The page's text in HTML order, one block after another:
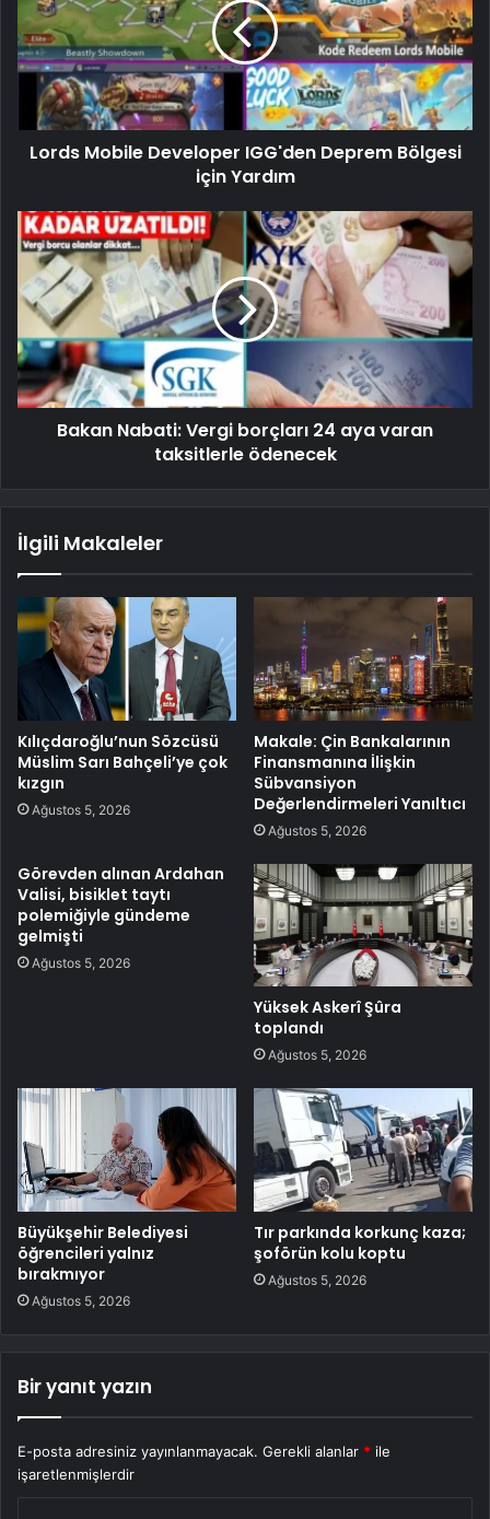
Lords Mobile Developer IGG'den Deprem Bölgesi
için Yardım
Bakan Nabati: Vergi borçları 24 aya varan
taksitlerle ödenecek
İlgili Makaleler
Kılıçdaroğlu’nun Sözcüsü
Müslim Sarı Bahçeli’ye çok
kızgın
Ağustos 5, 2026
Makale: Çin Bankalarının
Finansmanına İlişkin
Sübvansiyon
Değerlendirmeleri Yanıltıcı
Ağustos 5, 2026
Görevden alınan Ardahan
Valisi, bisiklet taytı
polemiğiyle gündeme
gelmişti
Ağustos 5, 2026
Yüksek Askerî Şûra
toplandı
Ağustos 5, 2026
Büyükşehir Belediyesi
öğrencileri yalnız
bırakmıyor
Ağustos 5, 2026
Tır parkında korkunç kaza;
şoförün kolu koptu
Ağustos 5, 2026
Bir yanıt yazın
E-posta adresiniz yayınlanmayacak. Gerekli alanlar * ile
işaretlenmişlerdir